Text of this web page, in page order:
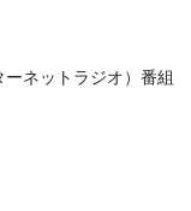
ネットラジオ）番組